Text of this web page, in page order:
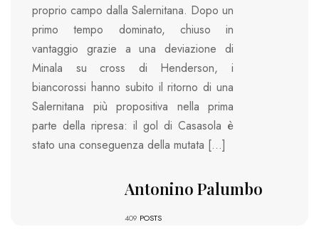
proprio campo dalla Salernitana. Dopo un
primo tempo dominato, chiuso in
vantaggio grazie a una deviazione di
Minala su cross di Henderson, i
biancorossi hanno subito il ritorno di una
Salernitana più propositiva nella prima
parte della ripresa: il gol di Casasola è
stato una conseguenza della mutata […]
Antonino Palumbo
409 POSTS